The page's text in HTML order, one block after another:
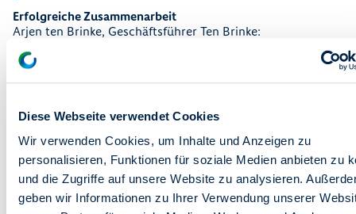
Diese Webseite verwendet Cookies
Wir verwenden Cookies, um Inhalte und Anzeigen zu
personalisieren, Funktionen für soziale Medien anbieten zu
und die Zugriffe auf unsere Website zu analysieren.
geben wir Informationen zu Ihrer Verwendung unserer
Erfolgreiche Zusammenarbeit
Arjen ten Brinke, Geschäftsführer Ten Brinke:
Wir freuen uns, die Wohnungen termingerecht an
unseren Partner degewo zu übergeben und damit
hunderten Menschen ein neues Zuhause zu bieten. Jedes
Neubauwohnungen in allen Mietsegmenten. So sorgen
wir gemeinsam mit den landeseigenen
Wohnungsbauunternehmen für Stabilität auf dem
Wohnungsmarkt. Die landeseigenen Unternehmen sind
zentrale Treiber des Neubaus, mit denen wir
ausgesprochen gut zusammenarbeiten.